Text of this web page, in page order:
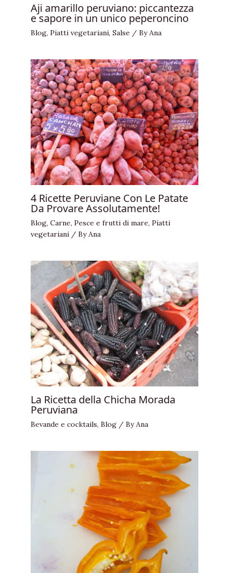
Aji amarillo peruviano: piccantezza
e sapore in un unico peperoncino
Blog, Piatti vegetariani, Salse / ByAna
4 Ricette Peruviane Con Le Patate
Da Provare Assolutamente!
Blog, Carne, Pesce e frutti di mare, Piatti
vegetariani / ByAna
La Ricetta della Chicha Morada
Peruviana
Bevande e cocktails, Blog / ByAna